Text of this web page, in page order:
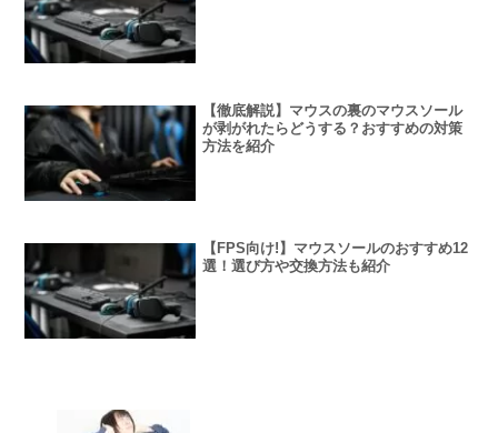
【徹底解説】マウスの裏のマウスソール
が剥がれたらどうする？おすすめの対策
方法を紹介
【FPS向け!】マウスソールのおすすめ12
選！選び方や交換方法も紹介